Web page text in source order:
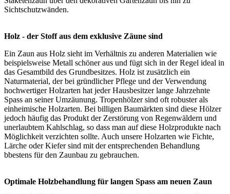
Sichtschutzwänden.
Holz - der Stoff aus dem exklusive Zäune sind
Ein Zaun aus Holz sieht im Verhältnis zu anderen Materialien wie
beispielsweise Metall schöner aus und fügt sich in der Regel ideal in
das Gesamtbild des Grundbesitzes. Holz ist zusätzlich ein
Naturmaterial, der bei gründlicher Pflege und der Verwendung
hochwertiger Holzarten hat jeder Hausbesitzer lange Jahrzehnte
Spass an seiner Umzäunung. Tropenhölzer sind oft robuster als
einheimische Holzarten. Bei billigen Baumärkten sind diese Hölzer
jedoch häufig das Produkt der Zerstörung von Regenwäldern und
unerlaubtem Kahlschlag, so dass man auf diese Holzprodukte nach
Möglichkeit verzichten sollte. Auch unsere Holzarten wie Fichte,
Lärche oder Kiefer sind mit der entsprechenden Behandlung
bbestens für den Zaunbau zu gebrauchen.
Optimale Holzbehandlung für langen Spass am neuen Zaun